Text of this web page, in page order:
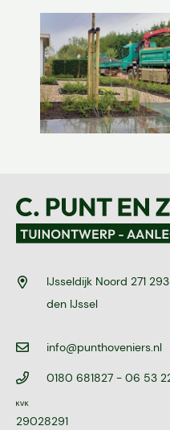
IJsseldijk Noord 271
den IJssel
info@punthoveniers.nl
0180 681827 - 06 53
29028291